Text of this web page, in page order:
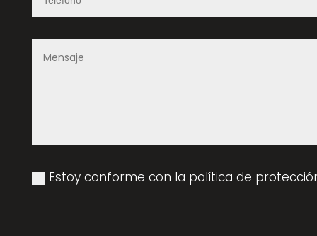
Estoy conforme con la política de